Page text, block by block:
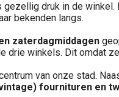
druk in de
bekenden langs.
zaterdagmiddagen
drie winkels. Dit omdat
van onze stad.
fournituren en